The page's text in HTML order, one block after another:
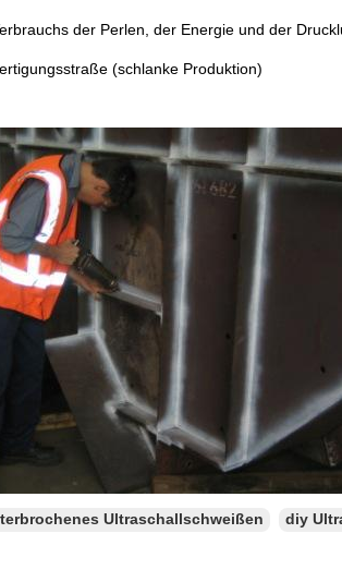
der Perlen, der Energie und der
(schlanke Produktion)
Ultraschallschweißen diy